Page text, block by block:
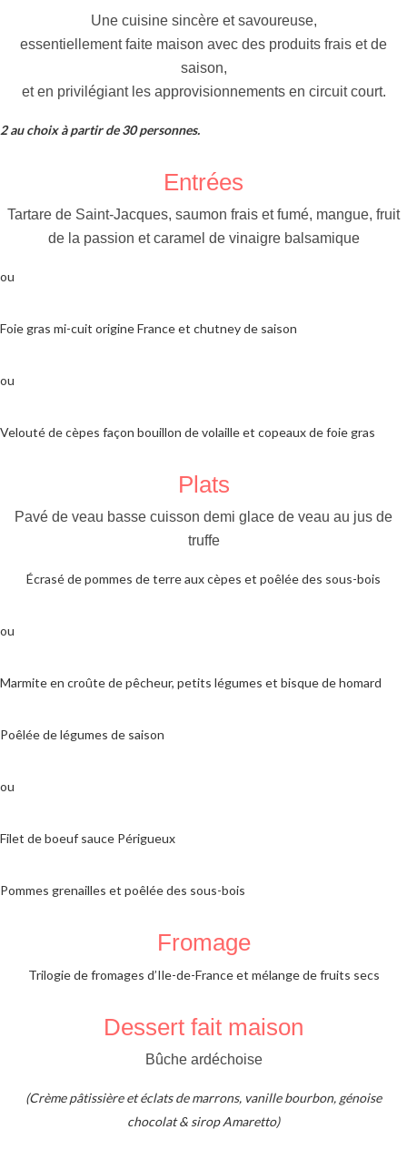
Une cuisine sincère et savoureuse,
essentiellement faite maison avec des produits frais et de
saison,
et en privilégiant les approvisionnements en circuit court.
2 au choix à partir de 30 personnes.
Entrées
Tartare de Saint-Jacques, saumon frais et fumé, mangue, fruit
de la passion et caramel de vinaigre balsamique
ou
Foie gras mi-cuit origine France et chutney de saison
ou
Velouté de cèpes façon bouillon de volaille et copeaux de foie gras
Plats
Pavé de veau basse cuisson demi glace de veau au jus de
truffe
Écrasé de pommes de terre aux cèpes et poêlée des sous-bois
ou
Marmite en croûte de pêcheur, petits légumes et bisque de homard
Poêlée de légumes de saison
ou
Filet de boeuf sauce Périgueux
Pommes grenailles et poêlée des sous-bois
Fromage
Trilogie de fromages d’Ile-de-France et mélange de fruits secs
Dessert fait maison
Bûche ardéchoise
(Crème pâtissière et éclats de marrons, vanille bourbon, génoise
chocolat & sirop Amaretto)